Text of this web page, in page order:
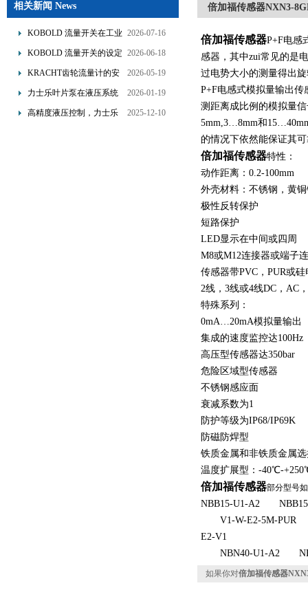
相关新闻 News
KOBOLD 流量开关在工业
管道水流量监测中的应用
2026-07-16
KOBOLD 流量开关的设定
流量调节与刻度指示
2026-06-18
KRACHT齿轮流量计的安
装要求：直管段、过滤器
2026-05-19
力士乐叶片泵在液压系统
中的应用分析
2026-01-19
高精度液压控制，力士乐
2025-12-10
倍加福传感器NXN3-
倍加福传感器P+F电感
感器，其中zui常见的是
过电势大小的测量得出
P+F电感式模拟量输出
测距离成比例的模拟量
5mm,3…8mm和
的情况下依然能保证其
倍加福传感器特性：
动作距离：0.2-100mm
外壳材料：不锈钢，黄
极性反转保护
短路保护
LED显示在中间或四周
M8或M12连接器或端子
传感器带PVC，PUR或
2线，3线或4线DC，AC
特殊系列：
0mA…20mA模拟量输出
集成的速度监控达100Hz
高压型传感器达350bar
危险区域型传感器
不锈钢感应面
衰减系数为1
防护等级为IP68/IP69K
防磁防焊型
铁质金属和非铁质金属
温度扩展型：-40℃-
倍加福传感器部分型号
NBB15-U1-A2
V1-W-E2-5M-PUR
E2-V1
NBN40-U1-A2
如果你对倍加福传感器